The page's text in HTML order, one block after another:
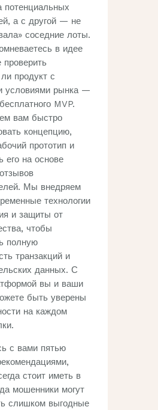
потенциальных
а с другой — не
соседние лоты.
в идее
проверить
продукт с
условиями рынка —
MVP.
вам быстро
концепцию,
прототип и
его на основе
Мы внедряем
технологии
и защиты от
чтобы
полную
транзакций и
данных. С
вы и ваши
быть уверены
на каждом
с вами пятью
стоит иметь в
мошенники могут
слишком выгодные